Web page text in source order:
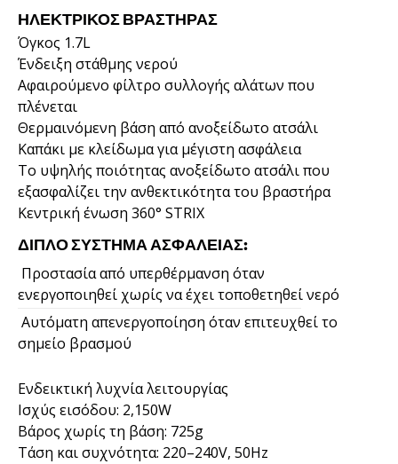
ΗΛΕΚΤΡΙΚΌΣ ΒΡΑΣΤΉΡΑΣ
Όγκος 1.7L
Ένδειξη στάθμης νερού
Αφαιρούμενο φίλτρο συλλογής αλάτων που
πλένεται
Θερμαινόμενη βάση από ανοξείδωτο ατσάλι
Καπάκι με κλείδωμα για μέγιστη ασφάλεια
Το υψηλής ποιότητας ανοξείδωτο ατσάλι που
εξασφαλίζει την ανθεκτικότητα του βραστήρα
Κεντρική ένωση 360° STRIX
ΔΙΠΛΌ ΣΎΣΤΗΜΑ ΑΣΦΑΛΕΊΑΣ:
Προστασία από υπερθέρμανση όταν
ενεργοποιηθεί χωρίς να έχει τοποθετηθεί νερό
Αυτόματη απενεργοποίηση όταν επιτευχθεί το
σημείο βρασμού
Ενδεικτική λυχνία λειτουργίας
Ισχύς εισόδου: 2,150W
Βάρος χωρίς τη βάση: 725g
Τάση και συχνότητα: 220–240V, 50Hz